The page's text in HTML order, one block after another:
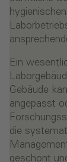
Ein
Gebäude
angepasst
die
geschont